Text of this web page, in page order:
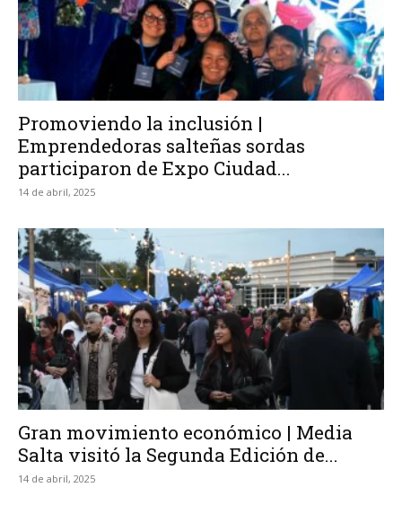
Promoviendo la inclusión |
Emprendedoras salteñas sordas
participaron de Expo Ciudad...
14 de abril, 2025
Gran movimiento económico | Media
Salta visitó la Segunda Edición de...
14 de abril, 2025